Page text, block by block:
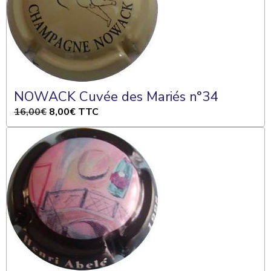
NOWACK Cuvée des Mariés n°34
16,00€ 8,00€ TTC